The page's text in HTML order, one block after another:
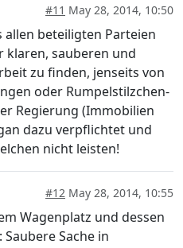
#11 May 28, 2014, 10:50
allen beteiligten Parteien
klaren, sauberen und
zu finden, jenseits von
oder Rumpelstilzchen-
Regierung (Immobilien
dazu verpflichtet und
nicht leisten!
#12 May 28, 2014, 10:55
Wagenplatz und dessen
Sache in